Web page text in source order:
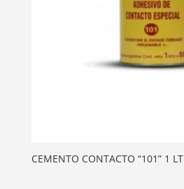
CEMENTO CONTACTO “101” 1 LT